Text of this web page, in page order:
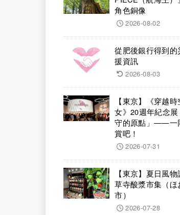
角色銅像
2026-08-02
從肥後銀行得到的
援資訊
2026-08-03
【東京】《穿越
女》20週年紀念展
守的原點」——一
賞吧！
2026-07-31
【東京】夏日風
草寺酸漿市集（ほ
市）
2026-07-28